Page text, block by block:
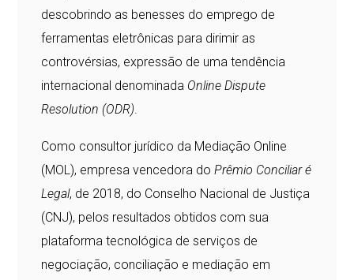
descobrindo as benesses do emprego de
ferramentas eletrônicas para dirimir as
controvérsias, expressão de uma tendência
internacional denominada Online Dispute
Resolution (ODR).
Como consultor jurídico da Mediação Online
(MOL), empresa vencedora doPrêmio Conciliar é
Legal, de 2018, do Conselho Nacional de Justiça
(CNJ), pelos resultados obtidos com sua
plataforma tecnológica de serviços de
negociação, conciliação e mediação em